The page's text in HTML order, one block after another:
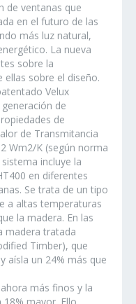
de ventanas que
en el futuro de las
más luz natural,
La nueva
sobre la
ellas sobre el diseño.
Velux
de
de
de Transmitancia
Wm2/K (según norma
incluye la
en diferentes
Se trata de un tipo
a altas temperaturas
la madera. En las
madera tratada
Timber), que
aísla un 24% más que
más finos y la